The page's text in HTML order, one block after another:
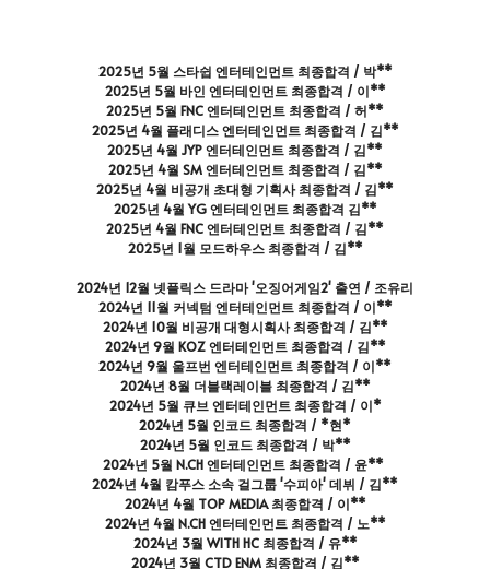
2025년 5월 스타쉽 엔터테인먼트 최종합격 / 박**
2025년 5월 바인 엔터테인먼트 최종합격 / 이**
2025년 5월 FNC 엔터테인먼트 최종합격 / 허**
2025년 4월 플래디스 엔터테인먼트 최종합격 / 김**
2025년 4월 JYP 엔터테인먼트 최종합격 / 김**
2025년 4월 SM 엔터테인먼트 최종합격 / 김**
2025년 4월 비공개 초대형 기획사 최종합격 / 김**
2025년 4월 YG 엔터테인먼트 최종합격 김**
2025년 4월 FNC 엔터테인먼트 최종합격 / 김**
2025년 1월 모드하우스 최종합격 / 김**
2024년 12월 넷플릭스 드라마 '오징어게임2' 출연 / 조유리
2024년 11월 커넥텀 엔터테인먼트 최종합격 / 이**
2024년 10월 비공개 대형시획사 최종합격 / 김**
2024년 9월 KOZ 엔터테인먼트 최종합격 / 김**
2024년 9월 울프번 엔터테인먼트 최종합격 / 이**
2024년 8월 더블랙레이블 최종합격 / 김**
2024년 5월 큐브 엔터테인먼트 최종합격 / 이*
2024년 5월 인코드 최종합격 / *현*
2024년 5월 인코드 최종합격 / 박**
2024년 5월 N.CH 엔터테인먼트 최종합격 / 윤**
2024년 4월 캄푸스 소속 걸그룹 '수피아' 데뷔 / 김**
2024년 4월 TOP MEDIA 최종합격 / 이**
2024년 4월 N.CH 엔터테인먼트 최종합격 / 노**
2024년 3월 WITH HC 최종합격 / 유**
2024년 3월 CTD ENM 최종합격 / 김**